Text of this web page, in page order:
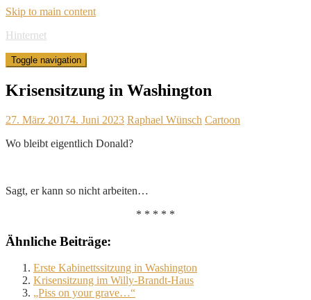
Skip to main content
Hinternet
Toggle navigation
Krisensitzung in Washington
27. März 20174. Juni 2023 Raphael Wünsch Cartoon
Wo bleibt eigentlich Donald?
Sagt, er kann so nicht arbeiten…
* * * * *
Ähnliche Beiträge:
Erste Kabinettssitzung in Washington
Krisensitzung im Willy-Brandt-Haus
„Piss on your grave…“